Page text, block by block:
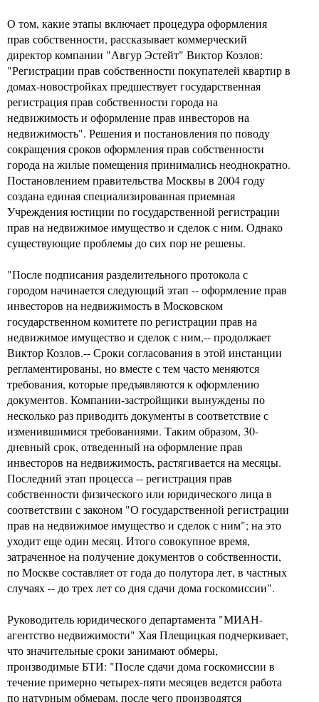
О том, какие этапы включает процедура оформления
прав собственности, рассказывает коммерческий
директор компании "Авгур Эстейт" Виктор Козлов:
"Регистрации прав собственности покупателей квартир в
домах-новостройках предшествует государственная
регистрация прав собственности города на
недвижимость и оформление прав инвесторов на
недвижимость". Решения и постановления по поводу
сокращения сроков оформления прав собственности
города на жилые помещения принимались неоднократно.
Постановлением правительства Москвы в 2004 году
создана единая специализированная приемная
Учреждения юстиции по государственной регистрации
прав на недвижимое имущество и сделок с ним. Однако
существующие проблемы до сих пор не решены.
"После подписания разделительного протокола с
городом начинается следующий этап -- оформление прав
инвесторов на недвижимость в Московском
государственном комитете по регистрации прав на
недвижимое имущество и сделок с ним,-- продолжает
Виктор Козлов.-- Сроки согласования в этой инстанции
регламентированы, но вместе с тем часто меняются
требования, которые предъявляются к оформлению
документов. Компании-застройщики вынуждены по
несколько раз приводить документы в соответствие с
изменившимися требованиями. Таким образом, 30-
дневный срок, отведенный на оформление прав
инвесторов на недвижимость, растягивается на месяцы.
Последний этап процесса -- регистрация прав
собственности физического или юридического лица в
соответствии с законом "О государственной регистрации
прав на недвижимое имущество и сделок с ним"; на это
уходит еще один месяц. Итого совокупное время,
затраченное на получение документов о собственности,
по Москве составляет от года до полутора лет, в частных
случаях -- до трех лет со дня сдачи дома госкомиссии".
Руководитель юридического департамента "МИАН-
агентство недвижимости" Хая Плещицкая подчеркивает,
что значительные сроки занимают обмеры,
производимые БТИ: "После сдачи дома госкомиссии в
течение примерно четырех-пяти месяцев ведется работа
по натурным обмерам, после чего производятся